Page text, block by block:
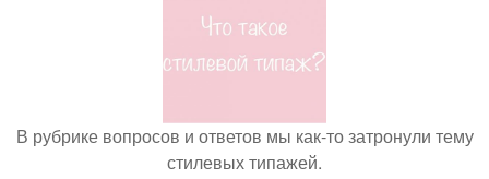
В рубрике вопросов и ответов мы как-то затронули тему
стилевых типажей.